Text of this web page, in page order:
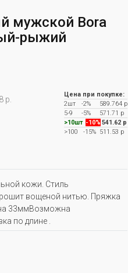
мужской Bora
рыжий
р.
Цена при покупке:
2шт
-2%
589.764 р
5-9
-5%
571.71 р
>10шт -10% 541.62 р
>100
-15%511.53 р
кожи. Стиль
вощеной нитью. Пряжка
33ммВозможна
по длине .